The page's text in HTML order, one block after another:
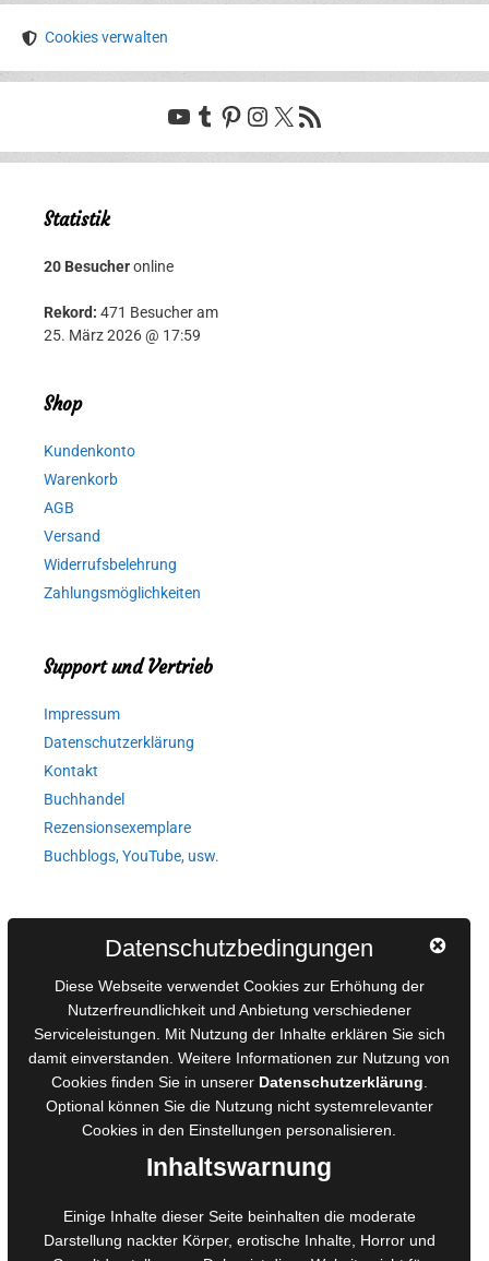
Cookies verwalten
YouTube
Tumblr
Pinterest
Instagram
X RSS-Feed
Statistik
20 Besucheronline
Rekord: 471 Besucher am
25. März 2026 @ 17:59
Shop
Kundenkonto
Warenkorb
AGB
Versand
Widerrufsbelehrung
Zahlungsmöglichkeiten
Support und Vertrieb
Impressum
Datenschutzerklärung
Kontakt
Buchhandel
Rezensionsexemplare
Buchblogs, YouTube, usw.
AGB für Medienprojekte
Online-Artikel
Manuskripte einreichen
Ausschreibungen
Belegexemplare
Eigenbedarfsexemplare
Foto- und Bildbearbeitung
Datenschutzbedingungen
Diese Webseite verwendet Cookies zur Erhöhung der
Nutzerfreundlichkeit und Anbietung verschiedener
Serviceleistungen. Mit Nutzung der Inhalte erklären Sie sich
damit einverstanden. Weitere Informationen zur Nutzung von
Cookies finden Sie in unserer Datenschutzerklärung
Optional können Sie die Nutzung nicht systemrelevanter
Cookies in den Einstellungen personalisieren.
Inhaltswarnung
Einige Inhalte dieser Seite beinhalten die moderate
Darstellung nackter Körper, erotische Inhalte, Horror und